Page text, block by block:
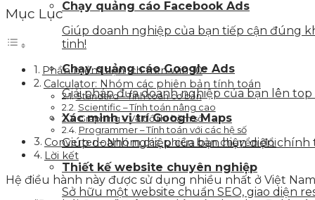
Chạy quảng cáo Facebook Ads
Giúp doanh nghiệp của bạn tiếp cận đúng
tinh!
Chạy quảng cáo Google Ads
Giải pháp đưa doanh nghiệp của bạn lên
Xác minh vị trí Google Maps
Giúp doanh nghiệp của bạn hiện diện
Thiết kế website chuyên nghiệp
Sở hữu một website chuẩn SEO, giao diện
Mục Lục
Phần mềm tiện ích trên win 10
Calculator: Nhóm các phiên bản tính toán
Standard – Tính toán cơ bản
Scientific – Tính toán nâng cao
Graphing – Vẽ đồ thị hàm số
Programmer – Tính toán với các hệ số
Converter – Nhóm các phiên bản chuyển đổi
Lời kết
Hệ điều hành này được sử dụng nhiều nhất ở Việt